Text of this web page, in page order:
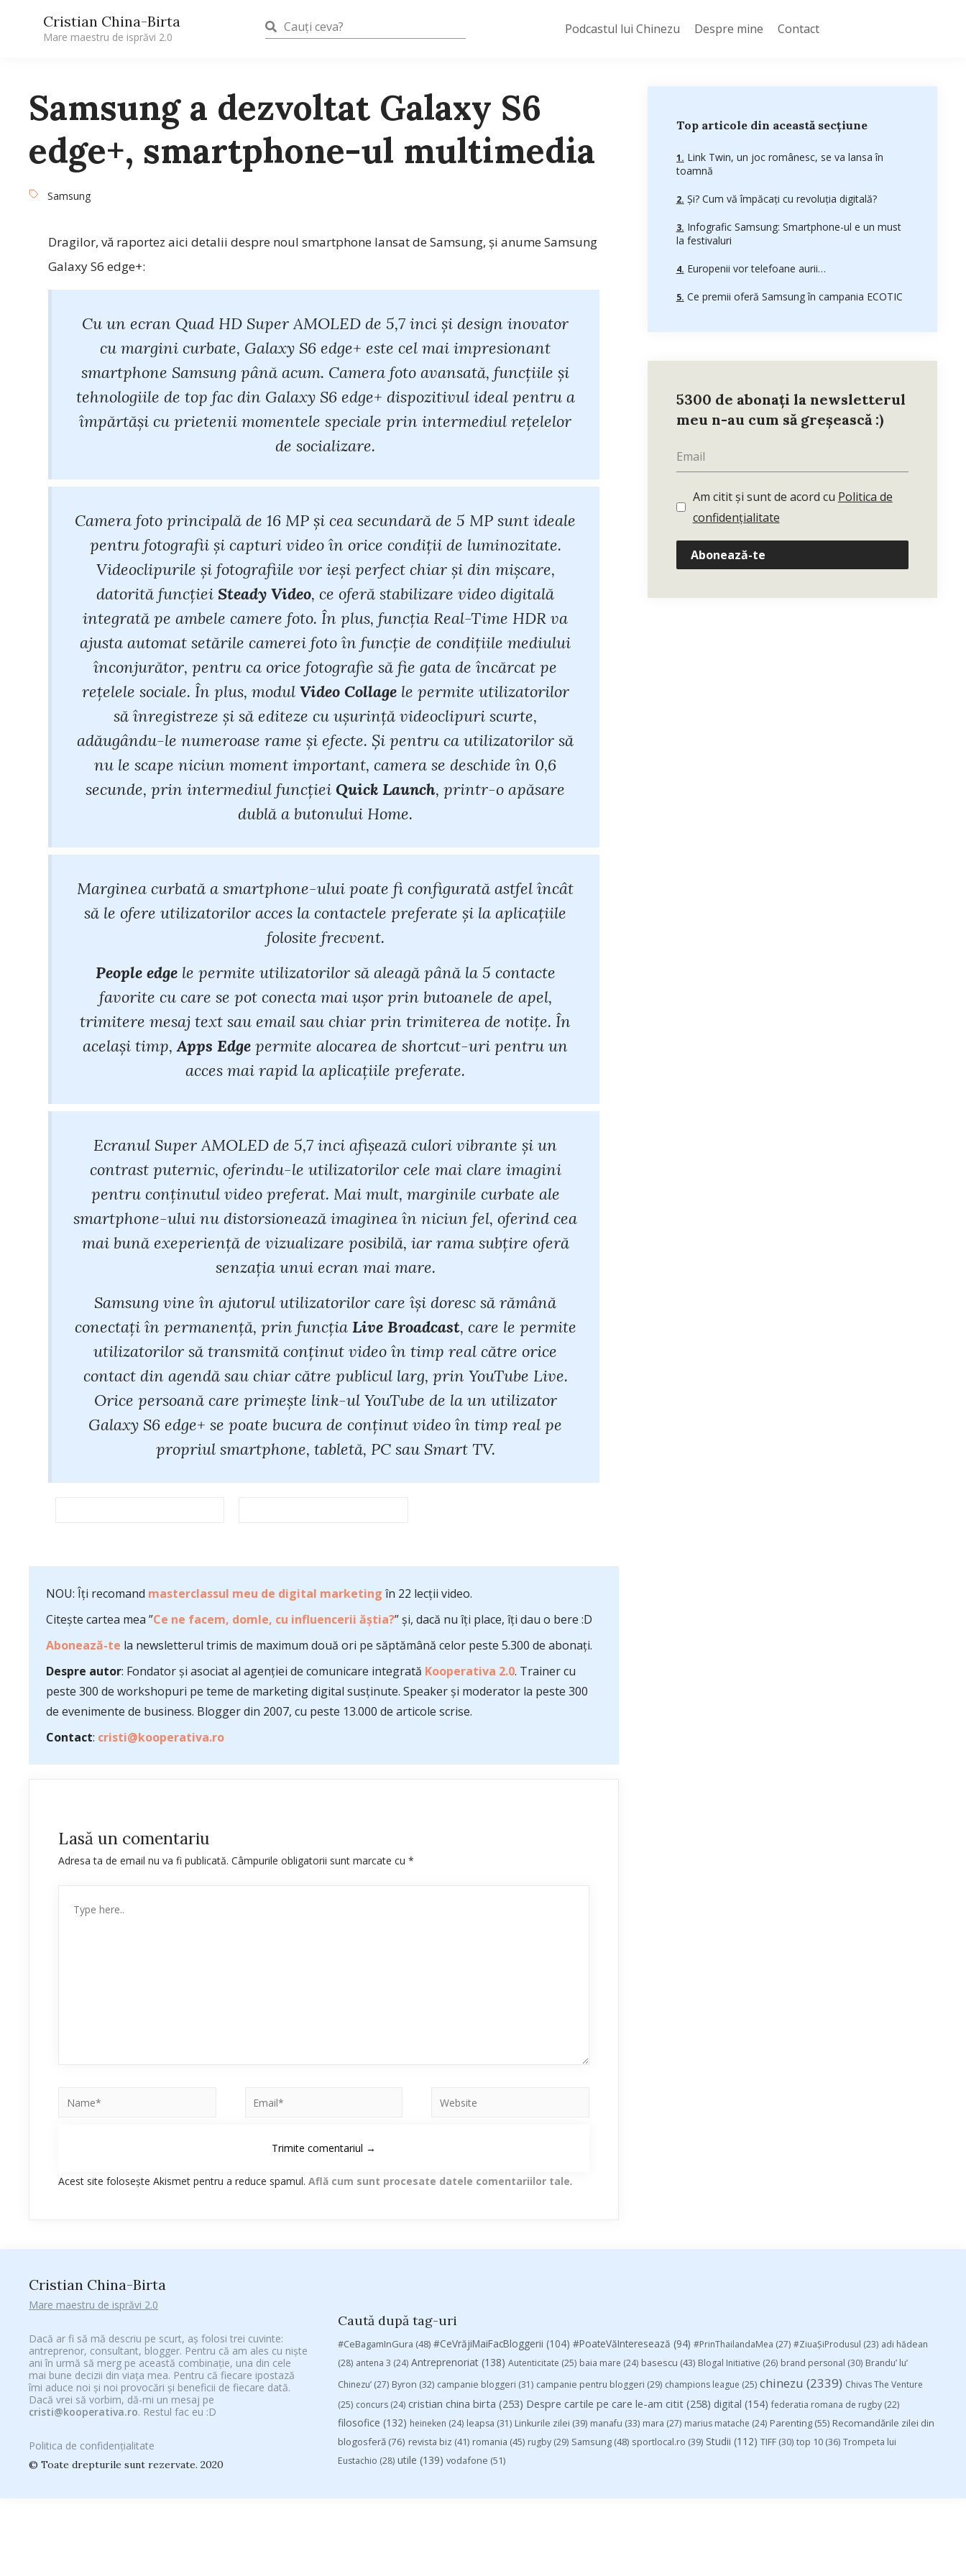
Cristian China-Birta
Mare maestru de isprăvi 2.0
Podcastul lui Chinezu Despre mine Contact
Samsung a dezvoltat Galaxy S6
edge+, smartphone-ul multimedia
Samsung
Dragilor, vă raportez aici detalii despre noul smartphone lansat de Samsung, și anume Samsung
Galaxy S6 edge+:
Cu un ecran Quad HD Super AMOLED de 5,7 inci şi design inovator
cu margini curbate, Galaxy S6 edge+ este cel mai impresionant
smartphone Samsung până acum. Camera foto avansată, funcțiile și
tehnologiile de top fac din Galaxy S6 edge+ dispozitivul ideal pentru a
împărtăși cu prietenii momentele speciale prin intermediul rețelelor
de socializare.
Camera foto principală de 16 MP și cea secundară de 5 MP sunt ideale
pentru fotografii și capturi video în orice condiții de luminozitate.
Videoclipurile și fotografiile vor ieși perfect chiar și din mișcare,
datorită funcției Steady Video, ce oferă stabilizare video digitală
integrată pe ambele camere foto. În plus, funcția Real-Time HDR va
ajusta automat setările camerei foto în funcție de condițiile mediului
înconjurător, pentru ca orice fotografie să fie gata de încărcat pe
rețelele sociale. În plus, modul Video Collagele permite utilizatorilor
să înregistreze și să editeze cu ușurință videoclipuri scurte,
adăugându-le numeroase rame și efecte. Și pentru ca utilizatorilor să
nu le scape niciun moment important, camera se deschide în 0,6
secunde, prin intermediul funcțieiQuick Launch, printr-o apăsare
dublă a butonului Home.
Marginea curbată a smartphone-ului poate fi configurată astfel încât
să le ofere utilizatorilor acces la contactele preferate și la aplicațiile
folosite frecvent.
People edgele permite utilizatorilor să aleagă până la 5 contacte
favorite cu care se pot conecta mai uşor prin butoanele de apel,
trimitere mesaj text sau email sau chiar prin trimiterea de notiţe. În
acelaşi timp,Apps Edge permite alocarea de shortcut-uri pentru un
acces mai rapid la aplicațiile preferate.
Ecranul Super AMOLED de 5,7 inci afișează culori vibrante și un
contrast puternic, oferindu-le utilizatorilor cele mai clare imagini
pentru conținutul video preferat. Mai mult, marginile curbate ale
smartphone-ului nu distorsionează imaginea în niciun fel, oferind cea
mai bună exeperiență de vizualizare posibilă, iar rama subțire oferă
senzația unui ecran mai mare.
Samsung vine în ajutorul utilizatorilor care își doresc să rămână
conectați în permanență, prin funcția Live Broadcast, care le permite
utilizatorilor să transmită conținut video în timp real către orice
contact din agendă sau chiar către publicul larg, prin YouTube Live.
Orice persoană care primește link-ul YouTube de la un utilizator
Galaxy S6 edge+ se poate bucura de conținut video în timp real pe
propriul smartphone, tabletă, PC sau Smart TV.
NOU: Îți recomand masterclassul meu de digital marketing în 22 lecții video.
Citește cartea mea ”Ce ne facem, domle, cu influencerii ăștia?” și, dacă nu îți place, îți dau o bere :D
Abonează-te la newsletterul trimis de maximum două ori pe săptămână celor peste 5.300 de abonați.
Despre autor: Fondator și asociat al agenției de comunicare integrată Kooperativa 2.0. Trainer cu
peste 300 de workshopuri pe teme de marketing digital susținute. Speaker și moderator la peste 300
de evenimente de business. Blogger din 2007, cu peste 13.000 de articole scrise.
Contact: cristi@kooperativa.ro
Lasă un comentariu
Adresa ta de email nu va fi publicată. Câmpurile obligatorii sunt marcate cu *
Acest site folosește Akismet pentru a reduce spamul. Află cum sunt procesate datele comentariilor tale.
Top articole din această secțiune
Link Twin, un joc românesc, se va lansa în
toamnă
Și? Cum vă împăcați cu revoluția digitală?
Infografic Samsung: Smartphone-ul e un must
la festivaluri
Europenii vor telefoane aurii…
Ce premii oferă Samsung în campania ECOTIC
5300 de abonați la newsletterul
meu n-au cum să greșească :)
Am citit și sunt de acord cu Politica de
confidențialitate
Abonează-te
Cristian China-Birta
Mare maestru de isprăvi 2.0
Dacă ar fi să mă descriu pe scurt, aș folosi trei cuvinte:
antreprenor, consultant, blogger. Pentru că am ales cu niște
ani în urmă să merg pe această combinație, una din cele
mai bune decizii din viața mea. Pentru că fiecare ipostază
îmi aduce noi și noi provocări și beneficii de fiecare dată.
Dacă vrei să vorbim, dă-mi un mesaj pe
cristi@kooperativa.ro. Restul fac eu :D
Politica de confidențialitate
© Toate drepturile sunt rezervate. 2020
Caută după tag-uri
#CeBagamInGura (48) #CeVrăjiMaiFacBloggerii (104) #PoateVăInteresează (94) #PrinThailandaMea (27) #ZiuaȘiProdusul (23) adi hădean
(28) antena 3 (24) Antreprenoriat (138) Autenticitate (25) baia mare (24) basescu (43) Blogal Initiative (26) brand personal (30) Brandu’ lu’
Chinezu’ (27) Byron (32) campanie bloggeri (31) campanie pentru bloggeri (29) champions league (25) chinezu (2339) Chivas The Venture
(25) concurs (24) cristian china birta (253) Despre cartile pe care le-am citit (258) digital (154) federatia romana de rugby (22)
filosofice (132) heineken (24) leapsa (31) Linkurile zilei (39) manafu (33) mara (27) marius matache (24) Parenting (55) Recomandările zilei din
blogosferă (76) revista biz (41) romania (45) rugby (29) Samsung (48) sportlocal.ro (39) Studii (112) TIFF (30) top 10 (36) Trompeta lui
Eustachio (28) utile (139) vodafone (51)